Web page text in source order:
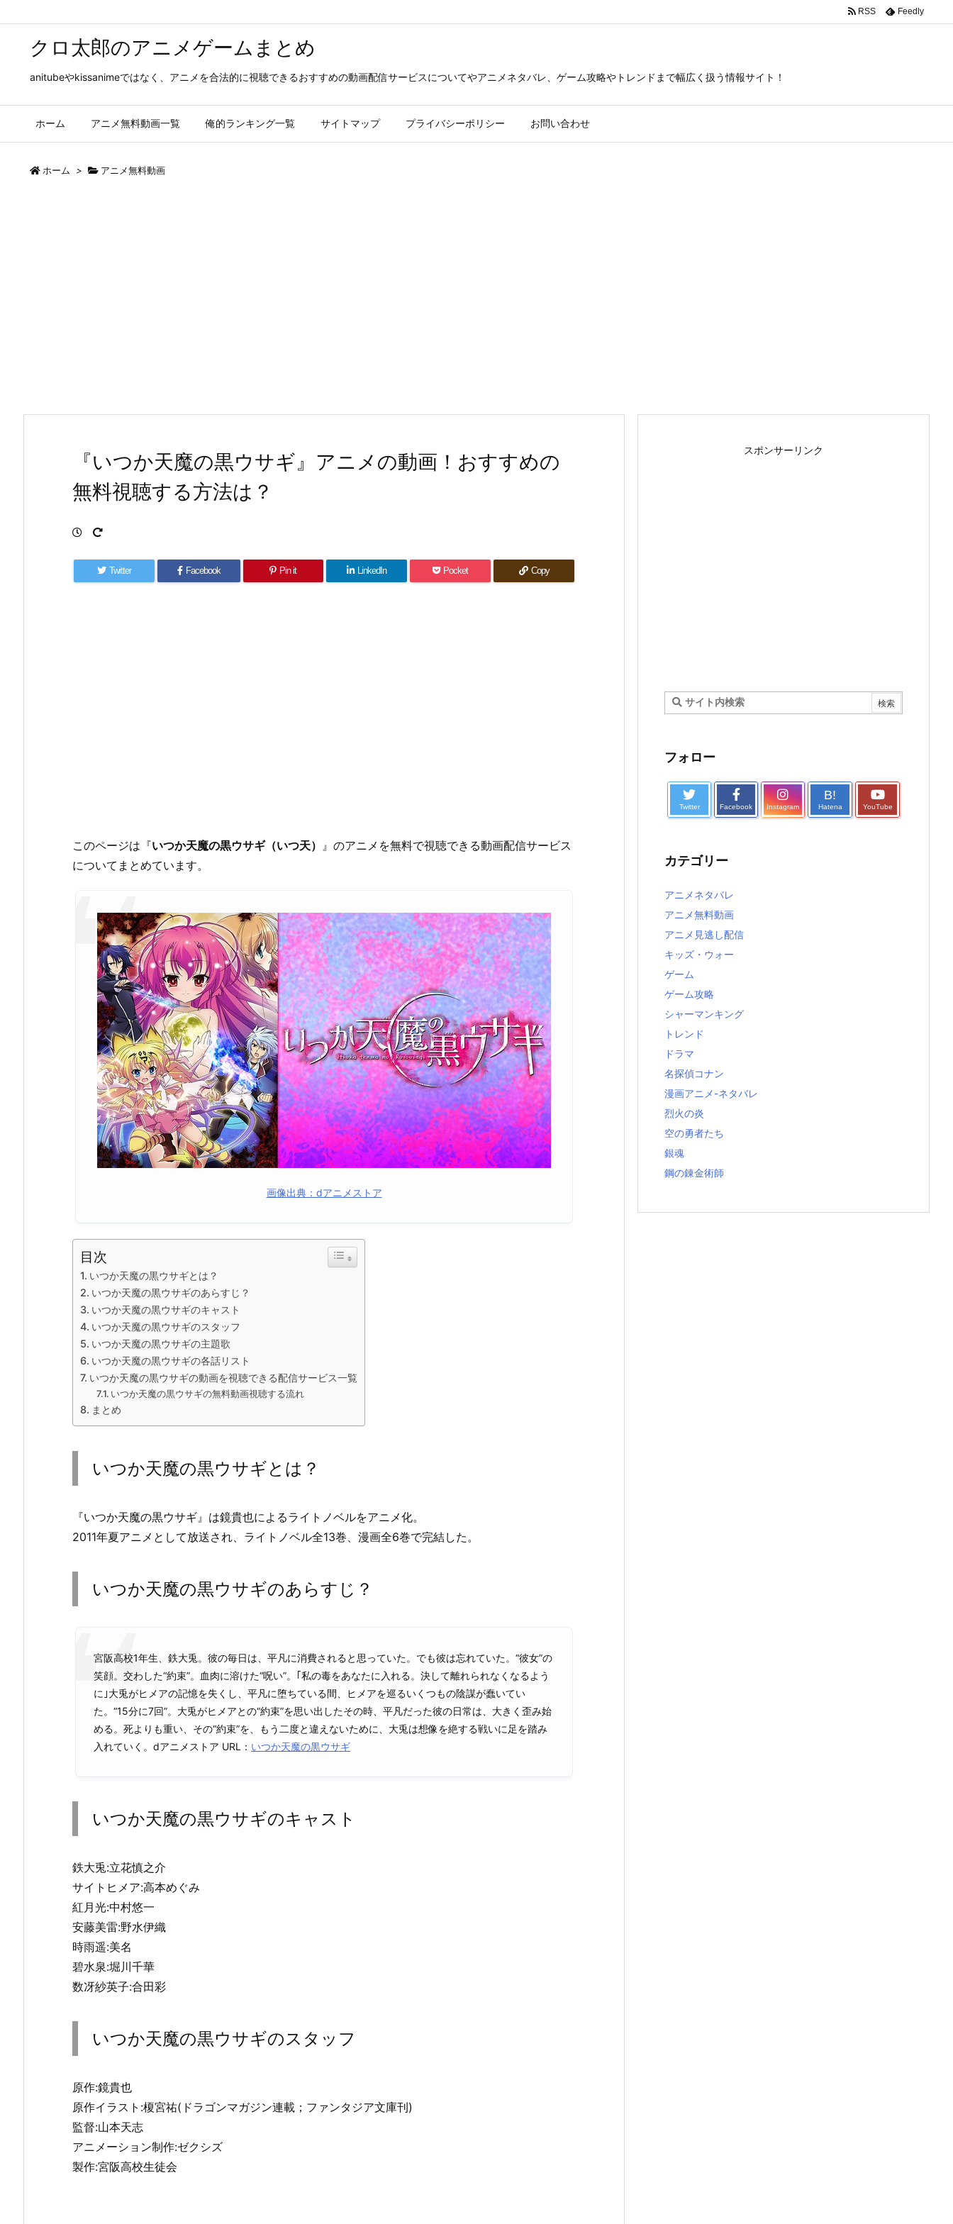
クロ太郎のアニメゲームまとめ
anitubeやkissanimeではなく、アニメを合法的に視聴できるおすすめの動画配信サービスについてやアニメネタバレ、ゲーム攻略やトレンドまで幅広く扱う情報サイト！
ホーム アニメ無料動画一覧 俺的ランキング一覧 サイトマップ プライバシーポリシー お問い合わせ
RSS Feedly
ホーム > アニメ無料動画
『いつか天魔の黒ウサギ』アニメの動画！おすすめの
無料視聴する方法は？
Twitter Facebook Pin it LinkedIn Pocket Copy
このページは『いつか天魔の黒ウサギ（いつ天）
』のアニメを無料で視聴できる動画配信サービス
についてまとめています。
画像出典：dアニメストア
目次
いつか天魔の黒ウサギとは？
いつか天魔の黒ウサギのあらすじ？
いつか天魔の黒ウサギのキャスト
いつか天魔の黒ウサギのスタッフ
いつか天魔の黒ウサギの主題歌
いつか天魔の黒ウサギの各話リスト
いつか天魔の黒ウサギの動画を視聴できる配信サービス一覧
いつか天魔の黒ウサギの無料動画視聴する流れ
まとめ
いつか天魔の黒ウサギとは？
『いつか天魔の黒ウサギ』は鏡貴也によるライトノベルをアニメ化。
2011年夏アニメとして放送され、ライトノベル全13巻、漫画全6巻で完結した。
いつか天魔の黒ウサギのあらすじ？
宮阪高校1年生、鉄大兎。彼の毎日は、平凡に消費されると思っていた。でも彼は忘れていた。“彼女”の
笑顔。交わした“約束”。血肉に溶けた“呪い”。｢私の毒をあなたに入れる。決して離れられなくなるよう
に｣大兎がヒメアの記憶を失くし、平凡に堕ちている間、ヒメアを巡るいくつもの陰謀が蠢いてい
た。“15分に7回”。大兎がヒメアとの“約束”を思い出したその時、平凡だった彼の日常は、大きく歪み始
める。死よりも重い、その“約束”を、もう二度と違えないために、大兎は想像を絶する戦いに足を踏み
入れていく。dアニメストア URL： いつか天魔の黒ウサギ
いつか天魔の黒ウサギのキャスト
鉄大兎:立花慎之介
サイトヒメア:高本めぐみ
紅月光:中村悠一
安藤美雷:野水伊織
時雨遥:美名
碧水泉:堀川千華
数冴紗英子:合田彩
いつか天魔の黒ウサギのスタッフ
原作:鏡貴也
原作イラスト:榎宮祐(ドラゴンマガジン連載；ファンタジア文庫刊)
監督:山本天志
アニメーション制作:ゼクシズ
製作:宮阪高校生徒会
スポンサーリンク
フォロー
Twitter Facebook Instagram
B!
Hatena YouTube
カテゴリー
アニメネタバレ
アニメ無料動画
アニメ見逃し配信
キッズ・ウォー
ゲーム
ゲーム攻略
シャーマンキング
トレンド
ドラマ
名探偵コナン
漫画アニメ-ネタバレ
烈火の炎
空の勇者たち
銀魂
鋼の錬金術師